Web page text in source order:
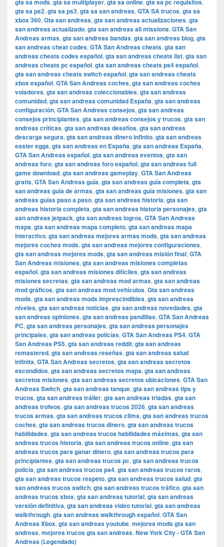
gta sa mods, gta sa multiplayer, gta sa online, gta sa pc requisitos,
gta sa ps2, gta sa ps3, gta sa san andreas, GTA SA trucos, gta sa
xbox 360, Gta san andreas, gta san andreas actualizaciones, gta
san andreas actualizado, gta san andreas all missions, GTA San
Andreas armas, gta san andreas bandas, gta san andreas blog, gta
san andreas cheat codes, GTA San Andreas cheats, gta san
andreas cheats codes español, gta san andreas cheats list, gta san
andreas cheats pc español, gta san andreas cheats ps4 español,
gta san andreas cheats switch español, gta san andreas cheats
xbox español, GTA San Andreas coches, gta san andreas coches
voladores, gta san andreas coleccionables, gta san andreas
comunidad, gta san andreas comunidad España, gta san andreas
configuración, GTA San Andreas consejos, gta san andreas
consejos principiantes, gta san andreas consejos y trucos, gta san
andreas críticas, gta san andreas desafíos, gta san andreas
descarga segura, gta san andreas dinero infinito, gta san andreas
easter eggs, gta san andreas en España, gta san andreas España,
GTA San Andreas español, gta san andreas eventos, gta san
andreas foro, gta san andreas foro español, gta san andreas full
game download, gta san andreas gameplay, GTA San Andreas
gratis, GTA San Andreas guía, gta san andreas guía completa, gta
san andreas guía de armas, gta san andreas guía misiones, gta san
andreas guías paso a paso, gta san andreas historia, gta san
andreas historia completa, gta san andreas historia personajes, gta
san andreas jetpack, gta san andreas logros, GTA San Andreas
mapa, gta san andreas mapa completo, gta san andreas mapa
interactivo, gta san andreas mejores armas mods, gta san andreas
mejores coches mods, gta san andreas mejores configuraciones,
gta san andreas mejores mods, gta san andreas misión final, GTA
San Andreas misiones, gta san andreas misiones completas
español, gta san andreas misiones difíciles, gta san andreas
misiones secretas, gta san andreas mod armas, gta san andreas
mod gráficos, gta san andreas mod vehículos, Gta san andreas
mods, gta san andreas mods imprescindibles, gta san andreas
niveles, gta san andreas noticias, gta san andreas novedades, gta
san andreas opiniones, gta san andreas pandillas, GTA San Andreas
PC, gta san andreas personajes, gta san andreas personajes
principales, gta san andreas policías, GTA San Andreas PS4, GTA
San Andreas PS5, gta san andreas reddit, gta san andreas
remastered, gta san andreas reseñas, gta san andreas salud
infinita, GTA San Andreas secretos, gta san andreas secretos
escondidos, gta san andreas secretos mapa, gta san andreas
secretos misiones, gta san andreas secretos ubicaciones, GTA San
Andreas Switch, gta san andreas tanque, gta san andreas tips y
trucos, gta san andreas tráiler, gta san andreas triadas, gta san
andreas trofeos, gta san andreas trucos 2026, gta san andreas
trucos armas, gta san andreas trucos clima, gta san andreas trucos
coches, gta san andreas trucos dinero, gta san andreas trucos
habilidades, gta san andreas trucos habilidades máximas, gta san
andreas trucos historia, gta san andreas trucos online, gta san
andreas trucos para ganar dinero, gta san andreas trucos para
principiantes, gta san andreas trucos pc, gta san andreas trucos
policía, gta san andreas trucos ps4, gta san andreas trucos raros,
gta san andreas trucos respeto, gta san andreas trucos salud, gta
san andreas trucos switch, gta san andreas trucos tráfico, gta san
andreas trucos xbox, gta san andreas tutorial, gta san andreas
versión definitiva, gta san andreas video tutorial, gta san andreas
walkthrough, gta san andreas walkthrough español, GTA San
Andreas Xbox, gta san andreas youtube, mejores mods gta san
andreas, mejores trucos gta san andreas, New York City - GTA San
Andreas (Legendado)